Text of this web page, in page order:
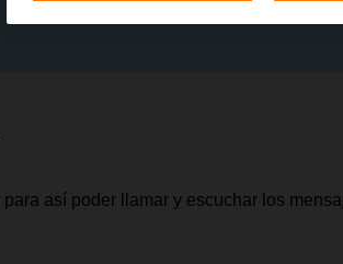
así poder llamar y escuchar los